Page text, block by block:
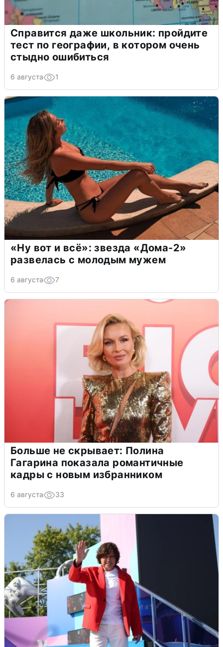
Справится даже школьник: пройдите
тест по географии, в котором очень
стыдно ошибиться
6 августа 1
«Ну вот и всё»: звезда «Дома-2»
развелась с молодым мужем
6 августа 7
Больше не скрывает: Полина
Гагарина показала романтичные
кадры с новым избранником
6 августа 33